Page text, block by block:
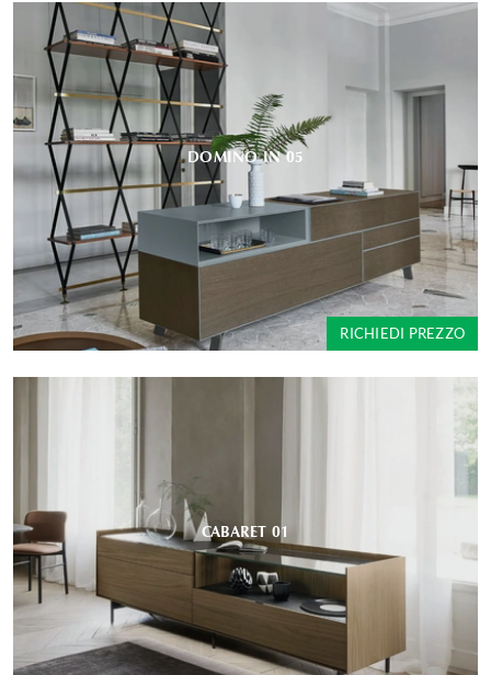
DOMINO IN 05
RICHIEDI PREZZO
CABARET 01